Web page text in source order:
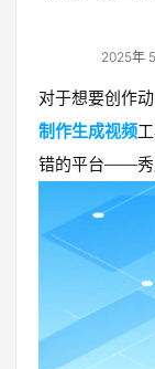
2025年
对于想要创作
制作生成视频
错的平台——秀